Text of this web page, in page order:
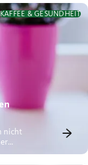
KAFFEE & GESUNDHEIT
nicht